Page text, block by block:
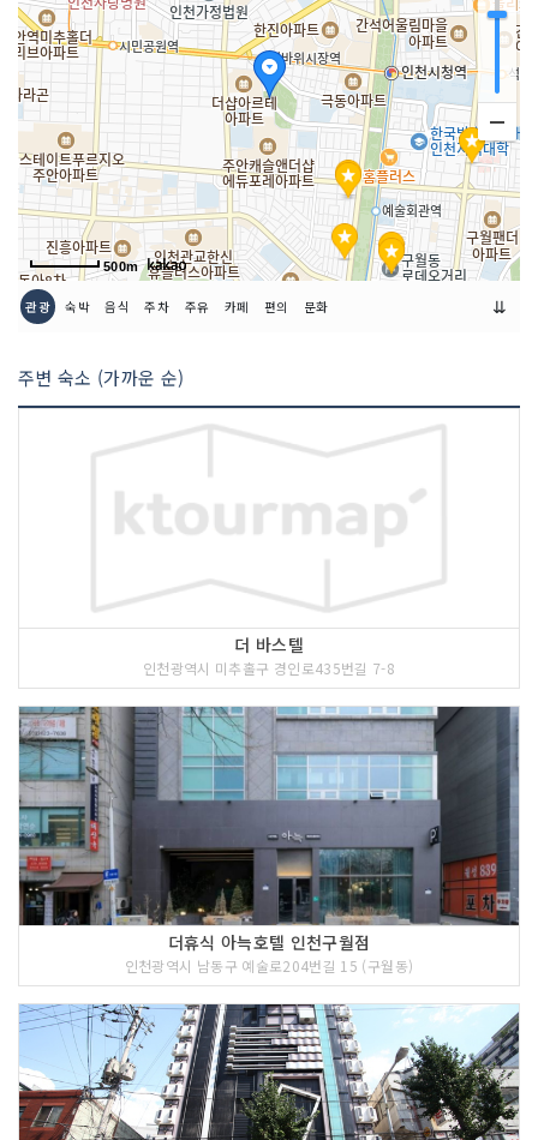
500m
관광 숙박 음식 주차 주유 카페 편의 문화 ⇊
주변 숙소 (가까운 순)
더 바스텔
인천광역시 미추홀구 경인로435번길 7-8
더휴식 아늑호텔 인천구월점
인천광역시 남동구 예술로204번길 15 (구월동)